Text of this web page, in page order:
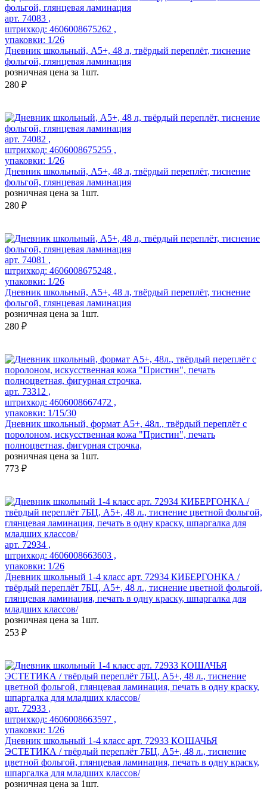
арт. 74083 ,
штрихкод: 4606008675262 ,
упаковки: 1/26
Дневник школьный, А5+, 48 л, твёрдый переплёт, тиснение
фольгой, глянцевая ламинация
розничная цена за 1шт.
280 ₽
арт. 74082 ,
штрихкод: 4606008675255 ,
упаковки: 1/26
Дневник школьный, А5+, 48 л, твёрдый переплёт, тиснение
фольгой, глянцевая ламинация
розничная цена за 1шт.
280 ₽
арт. 74081 ,
штрихкод: 4606008675248 ,
упаковки: 1/26
Дневник школьный, А5+, 48 л, твёрдый переплёт, тиснение
фольгой, глянцевая ламинация
розничная цена за 1шт.
280 ₽
арт. 73312 ,
штрихкод: 4606008667472 ,
упаковки: 1/15/30
Дневник школьный, формат А5+, 48л., твёрдый переплёт с
поролоном, искусственная кожа "Пристин", печать
полноцветная, фигурная строчка,
розничная цена за 1шт.
773 ₽
арт. 72934 ,
штрихкод: 4606008663603 ,
упаковки: 1/26
Дневник школьный 1-4 класс арт. 72934 КИБЕРГОНКА /
твёрдый переплёт 7БЦ, А5+, 48 л., тиснение цветной фольгой,
глянцевая ламинация, печать в одну краску, шпаргалка для
младших классов/
розничная цена за 1шт.
253 ₽
арт. 72933 ,
штрихкод: 4606008663597 ,
упаковки: 1/26
Дневник школьный 1-4 класс арт. 72933 КОШАЧЬЯ
ЭСТЕТИКА / твёрдый переплёт 7БЦ, А5+, 48 л., тиснение
цветной фольгой, глянцевая ламинация, печать в одну краску,
шпаргалка для младших классов/
розничная цена за 1шт.